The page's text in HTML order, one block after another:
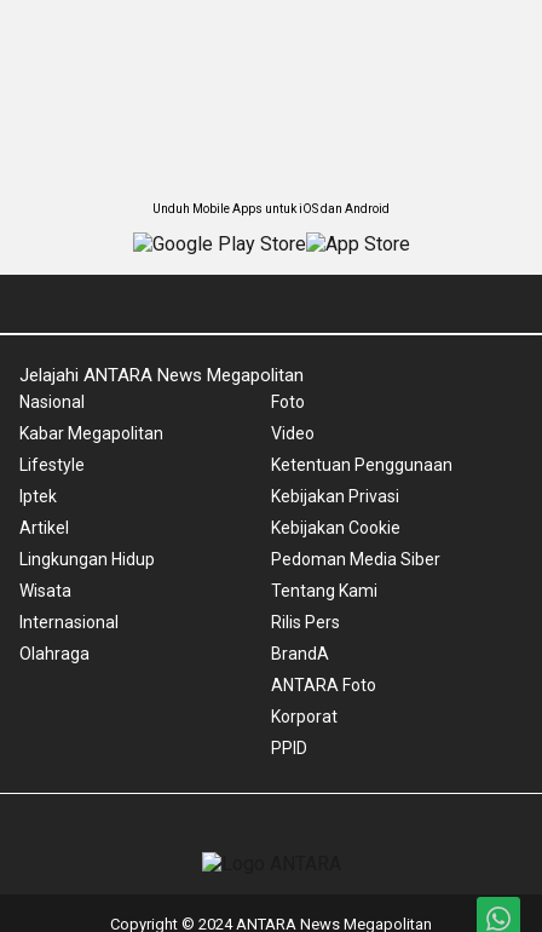
Unduh Mobile Apps untuk iOS dan Android
Jelajahi ANTARA News Megapolitan
Nasional
Kabar Megapolitan
Lifestyle
Iptek
Artikel
Lingkungan Hidup
Wisata
Internasional
Olahraga
Foto
Video
Ketentuan Penggunaan
Kebijakan Privasi
Kebijakan Cookie
Pedoman Media Siber
Tentang Kami
Rilis Pers
BrandA
ANTARA Foto
Korporat
PPID
Copyright © 2024 ANTARA News Megapolitan